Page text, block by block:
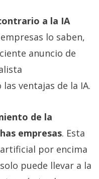
a la IA
lo saben,
anuncio de
ventajas de la IA.
de la
empresas. Esta
por encima
puede llevar a la